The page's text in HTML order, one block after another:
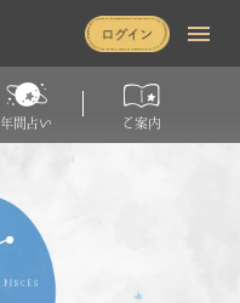
年間占い ご案内